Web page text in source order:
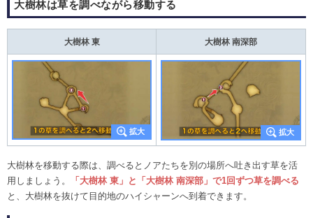
大樹林は草を調べながら移動する
大樹林 東 大樹林 南深部
大樹林を移動する際は、調べるとノアたちを別の場所へ吐き出す草を活
用しましょう。
「大樹林 東」と「大樹林 南深部」で1回ずつ草を調べる
と、大樹林を抜けて目的地のハイシャーンへ到着できます。